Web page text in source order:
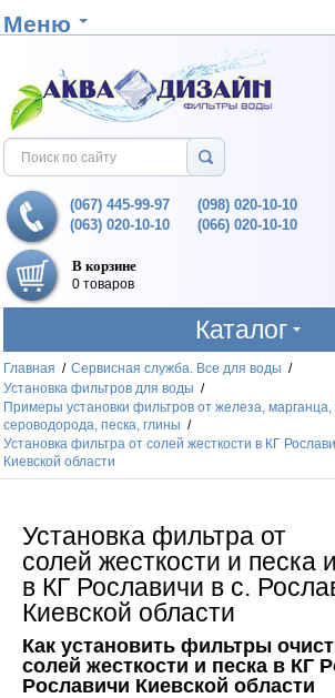
Меню
(067) 445-99-97
(063) 020-10-10
(098) 020-10-10
(066) 020-10-10
В корзине
0 товаров
Каталог
Главная / Сервисная служба. Все для воды /
Установка фильтров для воды /
Примеры установки фильтров от железа, марганца,
сероводорода, песка, глины /
Установка фильтра от солей жесткости в КГ
Киевской области
Установка фильтра от
солей жесткости и песка
в КГ Рославичи в с.
Киевской области
Как установить фильтры
солей жесткости и песка в КГ
Рославичи Киевской области